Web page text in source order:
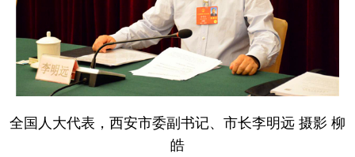
全国人大代表，西安市委副书记、市长李明远 摄影 柳
皓